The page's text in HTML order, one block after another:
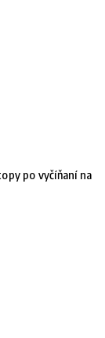
po vyčíňaní na